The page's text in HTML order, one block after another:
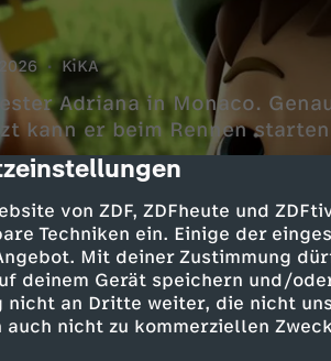
von ZDF, ZDFheute und
Techniken ein. Einige der
Mit deiner Zustimmung
deinem Gerät speichern und/
nicht an Dritte weiter, die nicht
nicht zu kommerziellen
2026 KiKA
Adriana in Monaco.
kann er beim Rennen